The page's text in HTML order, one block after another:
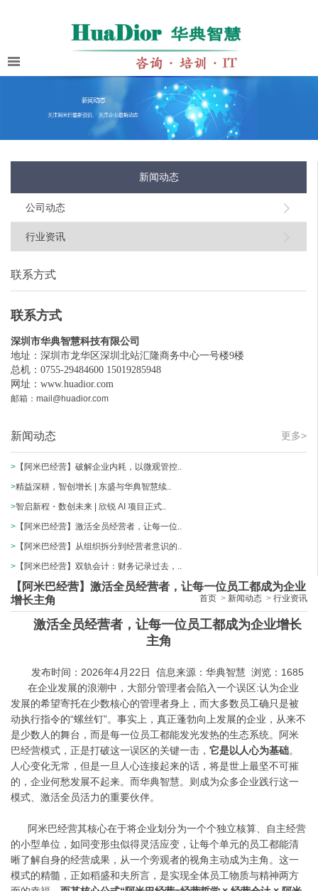
新闻动态
公司动态
行业资讯
联系方式
联系方式
深圳市华典智慧科技有限公司
地址：深圳市龙华区深圳北站汇隆商务中心一号楼9楼
总机：0755-29484600 15019285948
网址： www.huadior.com
邮箱：mail@huadior.com
更多>
新闻动态
> 【阿米巴经营】破解企业内耗，以微观管控..
>精益深耕，智创增长 | 东盛与华典智慧续..
>智启新程・数创未来 | 欣锐 AI 项目正式..
> 【阿米巴经营】激活全员经营者，让每一位..
> 【阿米巴经营】从组织拆分到经营者意识的..
> 【阿米巴经营】双轨会计：财务记录过去，..
【阿米巴经营】激活全员经营者，让每一位员工都成为企业
增长主角
首页 > 新闻动态 > 行业资讯
激活全员经营者，让每一位员工都成为企业增长
主角
发布时间： 2026年4月22日 信息来源：华典智慧 浏览：1685
在企业发展的浪潮中，大部分管理者会陷入一个误区:认为企业
发展的希望寄托在少数核心的管理者身上，而大多数员工确只是被
动执行指令的“螺丝钉”。事实上，真正蓬勃向上发展的企业，从来不
是少数人的舞台，而是每一位员工都能发光发热的生态系统。阿米
巴经营模式，正是打破这一误区的关键一击， 它是以人心为基础。
人心变化无常，但是一旦人心连接起来的话，将是世上最坚不可摧
的，企业何愁发展不起来。而华典智慧。则成为众多企业践行这一
模式、激活全员活力的重要伙伴。
阿米巴经营其核心在于将企业划分为一个个独立核算、自主经营
的小型单位，如同变形虫似得灵活应变，让每个单元的员工都能清
晰了解自身的经营成果，从一个旁观者的视角主动成为主角。这一
模式的精髓，正如稻盛和夫所言，是实现全体员工物质与精神两方